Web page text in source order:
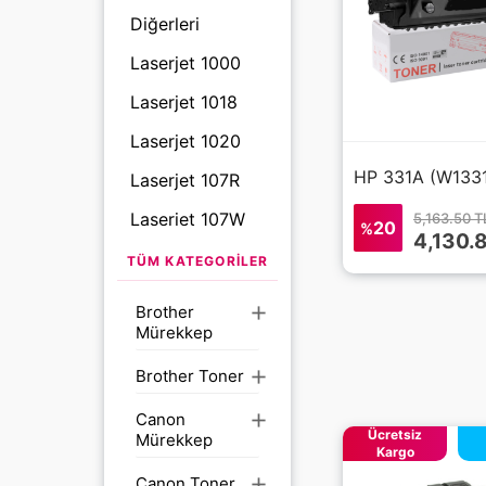
Diğerleri
Laserjet 1000
Laserjet 1018
Laserjet 1020
Laserjet 107R
Laserjet 107W
Laserjet 1100
Laserjet 1300
Laserjet 1320
Laserjet 2000
Laserjet 2200
DTN
TÜM KATEGORILER
Brother
Mürekkep
add
Brother Toner add
Canon
Mürekkep
add
%20 5,163.50
Ücretsiz
Kargo